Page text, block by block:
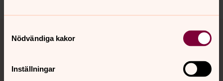
Nödvändiga kakor
Inställningar
Kontakt